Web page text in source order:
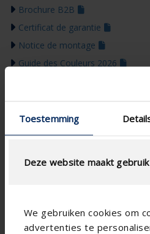
Toestemming
Deze website maakt
We gebruiken cookies om
advertenties te
Brochure B2B
Certificat de garantie
Notice de montage
Guide des Couleurs 2026